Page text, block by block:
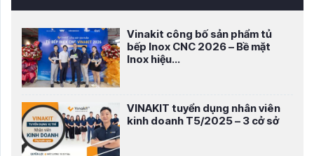
Vinakit công bố sản phẩm tủ
bếp Inox CNC 2026 – Bề mặt
Inox hiệu...
VINAKIT tuyển dụng nhân viên
kinh doanh T5/2025 – 3 cở sở